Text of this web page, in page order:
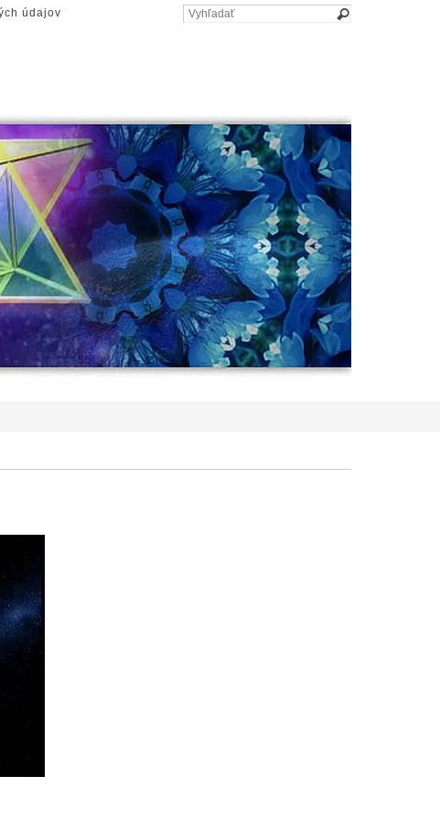
údajov